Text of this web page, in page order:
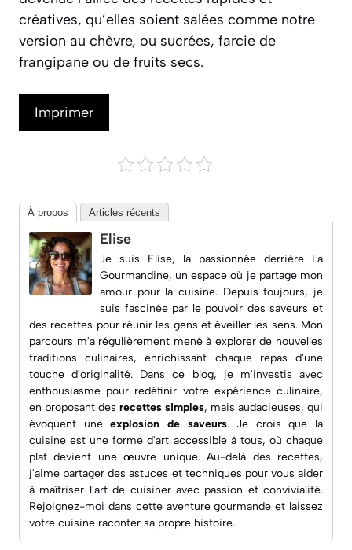
créatives, qu’elles soient salées comme notre
version au chèvre, ou sucrées, farcie de
frangipane ou de fruits secs.
Imprimer
À propos Articles récents
Elise
Je suis Elise, la passionnée derrière La
Gourmandine, un espace où je partage mon
amour pour la cuisine. Depuis toujours, je
suis fascinée par le pouvoir des saveurs et
des recettes pour réunir les gens et éveiller les sens. Mon
parcours m'a régulièrement mené à explorer de nouvelles
traditions culinaires, enrichissant chaque repas d'une
touche d'originalité. Dans ce blog, je m'investis avec
enthousiasme pour redéfinir votre expérience culinaire,
en proposant des recettes simples, mais audacieuses, qui
évoquent uneexplosion de saveurs. Je crois que la
cuisine est une forme d'art accessible à tous, où chaque
plat devient une œuvre unique. Au-delà des recettes,
j'aime partager des astuces et techniques pour vous aider
à maîtriser l'art de cuisiner avec passion et convivialité.
Rejoignez-moi dans cette aventure gourmande et laissez
votre cuisine raconter sa propre histoire.